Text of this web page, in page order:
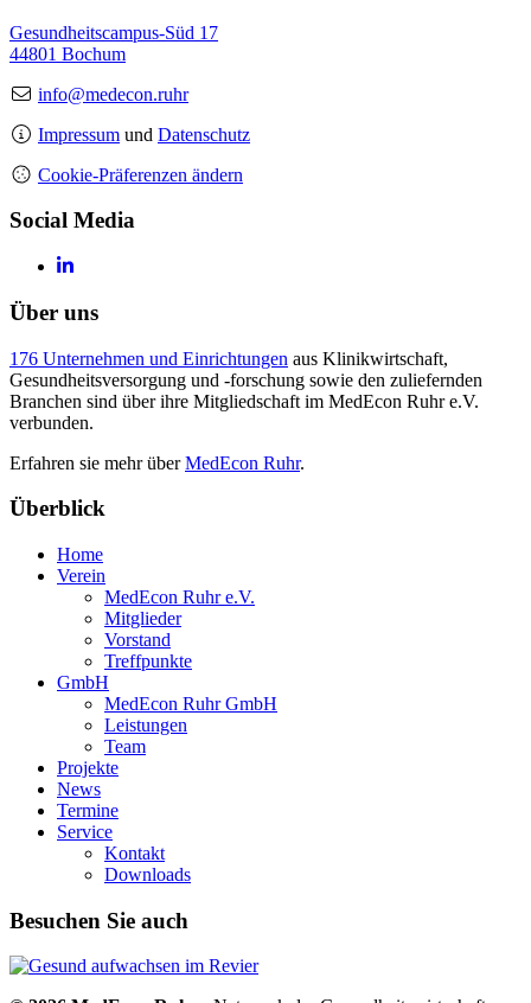
Gesundheitscampus-Süd 17
44801 Bochum
info@medecon.ruhr
Impressum und Datenschutz
Cookie-Präferenzen ändern
Social Media
Über uns
176 Unternehmen und Einrichtungen aus Klinikwirtschaft,
Gesundheitsversorgung und -forschung sowie den zuliefernden
Branchen sind über ihre Mitgliedschaft im MedEcon Ruhr e.V.
verbunden.
Erfahren sie mehr überMedEcon Ruhr.
Überblick
Home
Verein
MedEcon Ruhr e.V.
Mitglieder
Vorstand
Treffpunkte
GmbH
MedEcon Ruhr GmbH
Leistungen
Team
Projekte
News
Termine
Service
Kontakt
Downloads
Besuchen Sie auch